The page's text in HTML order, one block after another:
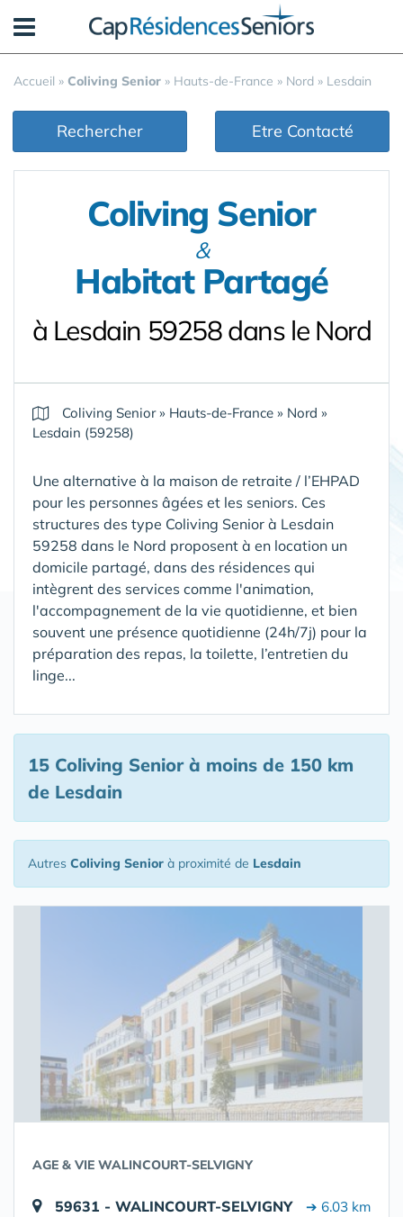
Accueil » Coliving Senior » Hauts-de-France » Nord » Lesdain
Rechercher Etre Contacté
Coliving Senior
&
Habitat Partagé
à Lesdain 59258 dans le Nord
Coliving Senior» Hauts-de-France » Nord »
Lesdain (59258)
Une alternative à la maison de retraite / l’EHPAD
pour les personnes âgées et les seniors. Ces
structures des type Coliving Senior à Lesdain
59258 dans le Nord proposent à en location un
domicile partagé, dans des résidences qui
intègrent des services comme l'animation,
l'accompagnement de la vie quotidienne, et bien
souvent une présence quotidienne (24h/7j) pour la
préparation des repas, la toilette, l’entretien du
linge...
15 Coliving Seniorà moins de 150 km
de Lesdain
Autres Coliving Senior à proximité de Lesdain
AGE & VIE WALINCOURT-SELVIGNY
59631 - WALINCOURT-SELVIGNY ➔ 6.03 km